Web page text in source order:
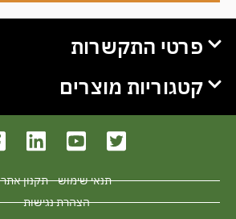
פרטי התקשרות
קטגוריות מוצרים
תנאי שימוש - תקנון אתר
הצהרת נגישות